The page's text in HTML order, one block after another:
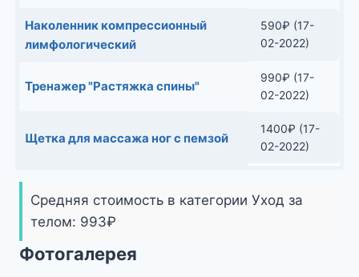
Наколенник компрессионный
лимфологический
590₽ (17-
02-2022)
Тренажер "Растяжка спины"
990₽ (17-
02-2022)
Щетка для массажа ног с пемзой
1400₽ (17-
02-2022)
Средняя стоимость в категории Уход за
телом: 993₽
Фотогалерея